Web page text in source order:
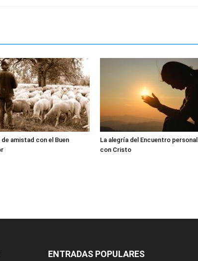
amistad con el Buen
La alegría del Encuentro personal
con Cristo
ENTRADAS POPULARES